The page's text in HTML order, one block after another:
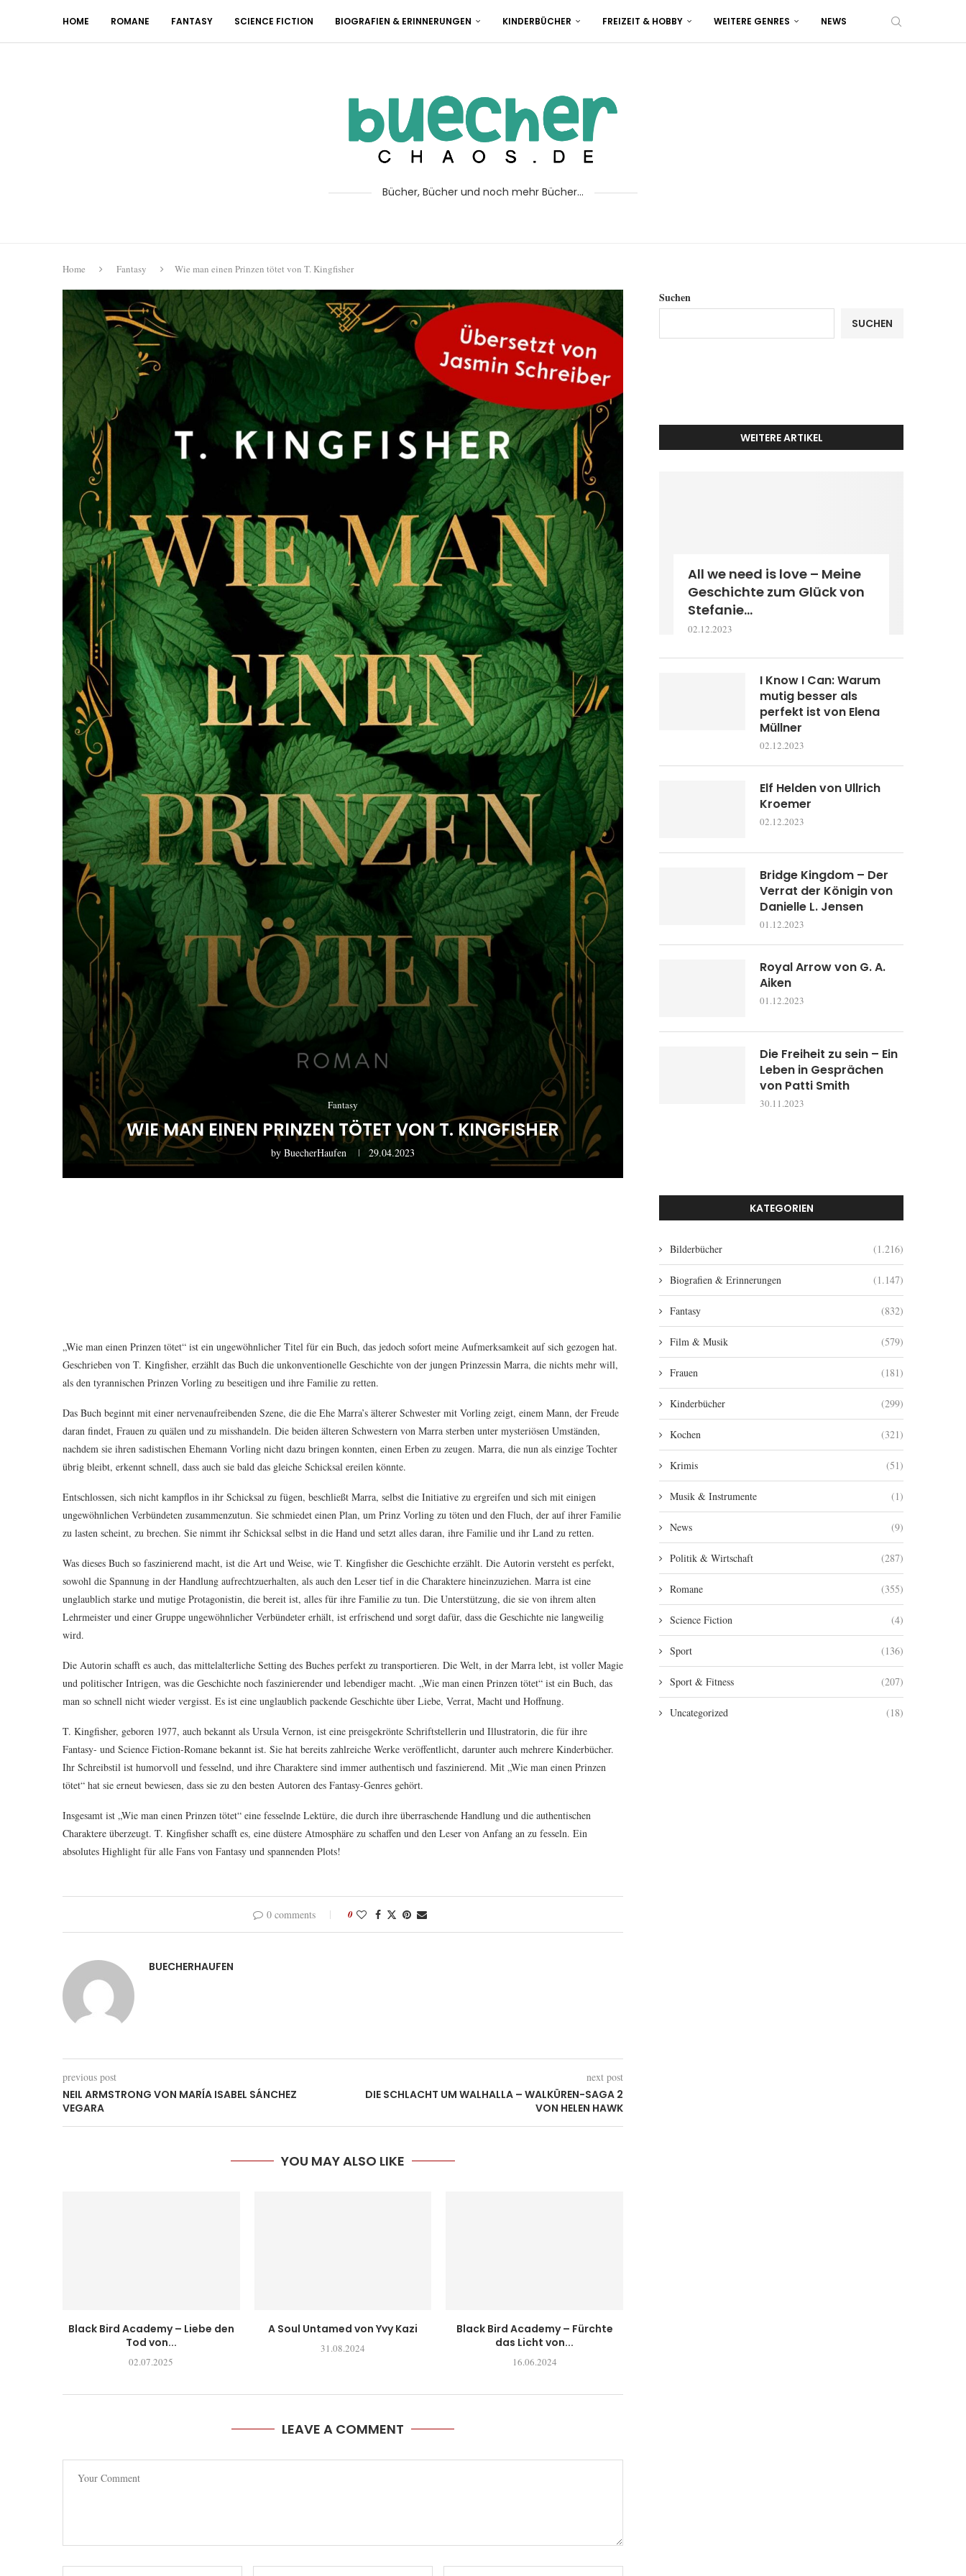
HOME ROMANE FANTASY SCIENCE FICTION BIOGRAFIEN & ERINNERUNGEN KINDERBÜCHER FREIZEIT & HOBBY WEITERE GENRES NEWS
Bücher, Bücher und noch mehr Bücher...
Home Fantasy Wie man einen Prinzen tötet von T. Kingfisher
Fantasy
WIE MAN EINEN PRINZEN TÖTET VON T. KINGFISHER
by BuecherHaufen 29.04.2023
„Wie man einen Prinzen tötet“ ist ein ungewöhnlicher Titel für ein Buch, das jedoch sofort meine Aufmerksamkeit auf sich gezogen hat.
Geschrieben von T. Kingfisher, erzählt das Buch die unkonventionelle Geschichte von der jungen Prinzessin Marra, die nichts mehr will,
als den tyrannischen Prinzen Vorling zu beseitigen und ihre Familie zu retten.
Das Buch beginnt mit einer nervenaufreibenden Szene, die die Ehe Marra’s älterer Schwester mit Vorling zeigt, einem Mann, der Freude
daran findet, Frauen zu quälen und zu misshandeln. Die beiden älteren Schwestern von Marra sterben unter mysteriösen Umständen,
nachdem sie ihren sadistischen Ehemann Vorling nicht dazu bringen konnten, einen Erben zu zeugen. Marra, die nun als einzige Tochter
übrig bleibt, erkennt schnell, dass auch sie bald das gleiche Schicksal ereilen könnte.
Entschlossen, sich nicht kampflos in ihr Schicksal zu fügen, beschließt Marra, selbst die Initiative zu ergreifen und sich mit einigen
ungewöhnlichen Verbündeten zusammenzutun. Sie schmiedet einen Plan, um Prinz Vorling zu töten und den Fluch, der auf ihrer Familie
zu lasten scheint, zu brechen. Sie nimmt ihr Schicksal selbst in die Hand und setzt alles daran, ihre Familie und ihr Land zu retten.
Was dieses Buch so faszinierend macht, ist die Art und Weise, wie T. Kingfisher die Geschichte erzählt. Die Autorin versteht es perfekt,
sowohl die Spannung in der Handlung aufrechtzuerhalten, als auch den Leser tief in die Charaktere hineinzuziehen. Marra ist eine
unglaublich starke und mutige Protagonistin, die bereit ist, alles für ihre Familie zu tun. Die Unterstützung, die sie von ihrem alten
Lehrmeister und einer Gruppe ungewöhnlicher Verbündeter erhält, ist erfrischend und sorgt dafür, dass die Geschichte nie langweilig
wird.
Die Autorin schafft es auch, das mittelalterliche Setting des Buches perfekt zu transportieren. Die Welt, in der Marra lebt, ist voller Magie
und politischer Intrigen, was die Geschichte noch faszinierender und lebendiger macht. „Wie man einen Prinzen tötet“ ist ein Buch, das
man so schnell nicht wieder vergisst. Es ist eine unglaublich packende Geschichte über Liebe, Verrat, Macht und Hoffnung.
T. Kingfisher, geboren 1977, auch bekannt als Ursula Vernon, ist eine preisgekrönte Schriftstellerin und Illustratorin, die für ihre
Fantasy- und Science Fiction-Romane bekannt ist. Sie hat bereits zahlreiche Werke veröffentlicht, darunter auch mehrere Kinderbücher.
Ihr Schreibstil ist humorvoll und fesselnd, und ihre Charaktere sind immer authentisch und faszinierend. Mit „Wie man einen Prinzen
tötet“ hat sie erneut bewiesen, dass sie zu den besten Autoren des Fantasy-Genres gehört.
Insgesamt ist „Wie man einen Prinzen tötet“ eine fesselnde Lektüre, die durch ihre überraschende Handlung und die authentischen
Charaktere überzeugt. T. Kingfisher schafft es, eine düstere Atmosphäre zu schaffen und den Leser von Anfang an zu fesseln. Ein
absolutes Highlight für alle Fans von Fantasy und spannenden Plots!
0 comments 0
BUECHERHAUFEN
previous post
NEIL ARMSTRONG VON MARÍA ISABEL SÁNCHEZ
VEGARA
next post
DIE SCHLACHT UM WALHALLA – WALKÜREN-SAGA 2
VON HELEN HAWK
YOU MAY ALSO LIKE
Black Bird Academy – Liebe den
Tod von...
02.07.2025
A Soul Untamed von Yvy Kazi
31.08.2024
Black Bird Academy – Fürchte
das Licht von...
16.06.2024
LEAVE A COMMENT
Suchen
SUCHEN
WEITERE ARTIKEL
All we need is love – Meine
Geschichte zum Glück von
Stefanie...
02.12.2023
I Know I Can: Warum
mutig besser als
perfekt ist von Elena
Müllner
02.12.2023
Elf Helden von Ullrich
Kroemer
02.12.2023
Bridge Kingdom – Der
Verrat der Königin von
Danielle L. Jensen
01.12.2023
Royal Arrow von G. A.
Aiken
01.12.2023
Die Freiheit zu sein – Ein
Leben in Gesprächen
von Patti Smith
30.11.2023
KATEGORIEN
Bilderbücher (1.216)
Biografien & Erinnerungen (1.147)
Fantasy (832)
Film & Musik (579)
Frauen (181)
Kinderbücher (299)
Kochen (321)
Krimis (51)
Musik & Instrumente (1)
News (9)
Politik & Wirtschaft (287)
Romane (355)
Science Fiction (4)
Sport (136)
Sport & Fitness (207)
Uncategorized (18)